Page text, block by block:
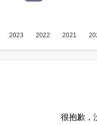
2023 2022 2021
很抱歉，